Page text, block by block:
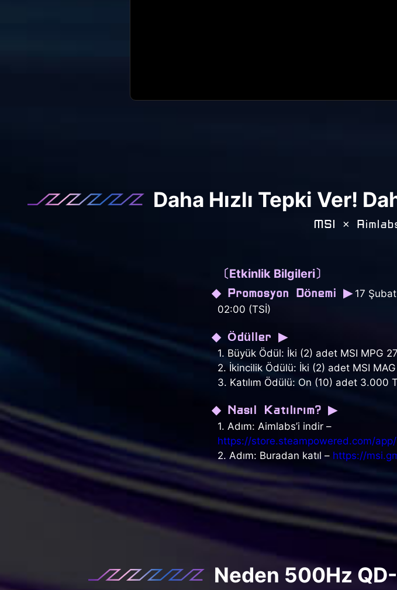
Daha Hızlı Tepki Ver!
MSI ×
〔Etkinlik Bilgileri〕
◆ Promosyon Dönemi ▶17
02:00 (TSİ)
◆ Ödüller ▶
1. Büyük Ödül: İki (2) adet MSI MPG
2. İkincilik Ödülü: İki (2) adet MSI
3. Katılım Ödülü: On (10) adet 3.000
◆ Nasıl Katılırım? ▶
1. Adım: Aimlabs’i indir –
https://store.steampowered.com/
2. Adım: Buradan katıl – https://
Neden 500Hz